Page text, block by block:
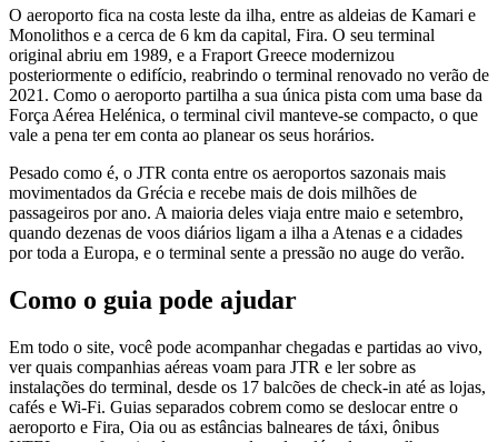
O aeroporto fica na costa leste da ilha, entre as aldeias de Kamari e
Monolithos e a cerca de 6 km da capital, Fira. O seu terminal
original abriu em 1989, e a Fraport Greece modernizou
posteriormente o edifício, reabrindo o terminal renovado no verão de
2021. Como o aeroporto partilha a sua única pista com uma base da
Força Aérea Helénica, o terminal civil manteve-se compacto, o que
vale a pena ter em conta ao planear os seus horários.
Pesado como é, o JTR conta entre os aeroportos sazonais mais
movimentados da Grécia e recebe mais de dois milhões de
passageiros por ano. A maioria deles viaja entre maio e setembro,
quando dezenas de voos diários ligam a ilha a Atenas e a cidades
por toda a Europa, e o terminal sente a pressão no auge do verão.
Como o guia pode ajudar
Em todo o site, você pode acompanhar chegadas e partidas ao vivo,
ver quais companhias aéreas voam para JTR e ler sobre as
instalações do terminal, desde os 17 balcões de check-in até as lojas,
cafés e Wi-Fi. Guias separados cobrem como se deslocar entre o
aeroporto e Fira, Oia ou as estâncias balneares de táxi, ônibus